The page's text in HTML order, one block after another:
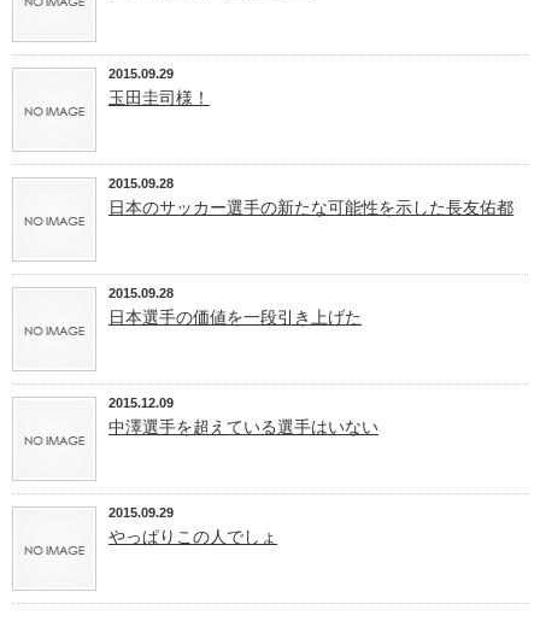
2015.09.29
玉田圭司様！
2015.09.28
日本のサッカー選手の新たな可能性を示した長友佑都
2015.09.28
日本選手の価値を一段引き上げた
2015.12.09
中澤選手を超えている選手はいない
2015.09.29
やっぱりこの人でしょ